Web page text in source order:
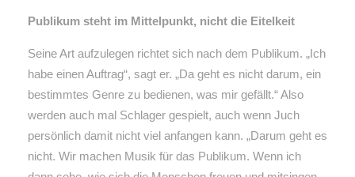
Publikum steht im Mittelpunkt, nicht die Eitelkeit
Seine Art aufzulegen richtet sich nach dem Publikum. „Ich
habe einen Auftrag“, sagt er. „Da geht es nicht darum, ein
bestimmtes Genre zu bedienen, was mir gefällt.“ Also
werden auch mal Schlager gespielt, auch wenn Juch
persönlich damit nicht viel anfangen kann. „Darum geht es
nicht. Wir machen Musik für das Publikum. Wenn ich